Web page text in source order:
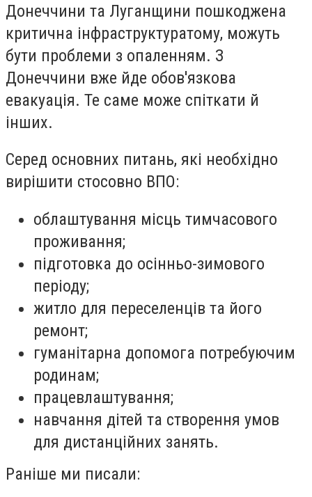
Донеччини та Луганщини пошкоджена
критична інфраструктуратому, можуть
бути проблеми з опаленням. З
Донеччини вже йде обов'язкова
евакуація. Те саме може спіткати й
інших.
Серед основних питань, які необхідно
вирішити стосовно ВПО:
облаштування місць тимчасового
проживання;
підготовка до осінньо-зимового
періоду;
житло для переселенців та його
ремонт;
гуманітарна допомога потребуючим
родинам;
працевлаштування;
навчання дітей та створення умов
для дистанційних занять.
Раніше ми писали: